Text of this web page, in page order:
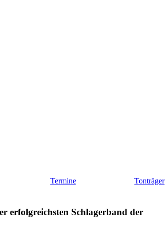
Termine Tonträger
erfolgreichsten Schlagerband der